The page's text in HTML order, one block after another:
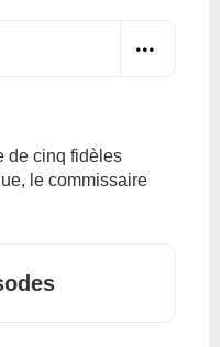
de cinq fidèles
le commissaire